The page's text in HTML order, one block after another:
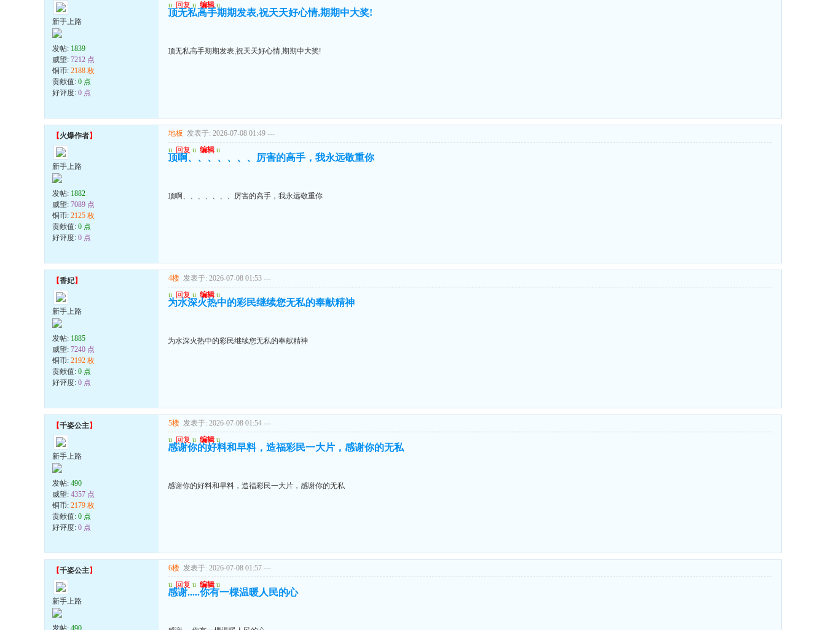
新手上路
发帖: 1839
威望: 7212 点
铜币: 2188 枚
贡献值: 0 点
好评度: 0 点
u 回复 u 编辑 u
顶无私高手期期发表,祝天天好心情,期期中大奖!
顶无私高手期期发表,祝天天好心情,期期中大奖!
【火爆作者】
新手上路
发帖: 1882
威望: 7089 点
铜币: 2125 枚
贡献值: 0 点
好评度: 0 点
地板 发表于: 2026-07-08 01:49 ---
u 回复 u 编辑 u
顶啊、、、、、、、厉害的高手，我永远敬重你
顶啊、、、、、、、厉害的高手，我永远敬重你
【香妃】
新手上路
发帖: 1885
威望: 7240 点
铜币: 2192 枚
贡献值: 0 点
好评度: 0 点
4楼 发表于: 2026-07-08 01:53 ---
u 回复 u 编辑 u
为水深火热中的彩民继续您无私的奉献精神
为水深火热中的彩民继续您无私的奉献精神
【千姿公主】
新手上路
发帖: 490
威望: 4357 点
铜币: 2179 枚
贡献值: 0 点
好评度: 0 点
5楼 发表于: 2026-07-08 01:54 ---
u 回复 u 编辑 u
感谢你的好料和早料，造福彩民一大片，感谢你的无私
感谢你的好料和早料，造福彩民一大片，感谢你的无私
【千姿公主】
新手上路
发帖: 490
6楼 发表于: 2026-07-08 01:57 ---
u 回复 u 编辑 u
感谢.....你有一棵温暖人民的心